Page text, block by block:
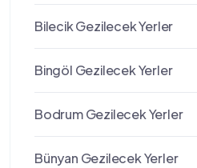
Bilecik Gezilecek Yerler
Bingöl Gezilecek Yerler
Bodrum Gezilecek Yerler
Bünyan Gezilecek Yerler